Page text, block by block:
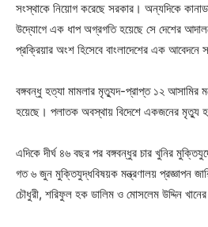
সংস্থাকে নিয়োগ করেছে সরকার। অন্যদিকে
উদ্যোগে এক ধাপ অগ্রগতি হয়েছে সে দেশের
প্রক্রিয়ার অংশ হিসেবে বাংলাদেশের এক আবেদনে
বঙ্গবন্ধু হত্যা মামলার মৃত্যুদ-প্রাপ্ত ১২ আসামির
হয়েছে। পলাতক অবস্থায় বিদেশে একজনের মৃত্যু
এদিকে দীর্ঘ ৪৬ বছর পর বঙ্গবন্ধুর চার খুনির
গত ৬ জুন মুক্তিযুদ্ধবিষয়ক মন্ত্রণালয় প্রজ্ঞাপন
চৌধুরী, শরিফুল হক ডালিম ও মোসলেম উদ্দিন